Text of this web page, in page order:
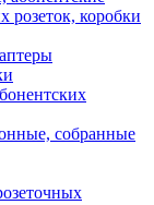
розеток, коробки
собранные